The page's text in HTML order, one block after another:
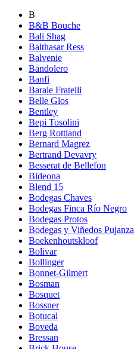
B
B&B Bouche
Bali Shag
Balthasar Ress
Balvenie
Bandolero
Banfi
Barale Fratelli
Belle Glos
Bentley
Bepi Tosolini
Berg Rottland
Bernard Magrez
Bertrand Devavry
Besserat de Bellefon
Bideona
Blend 15
Bodegas Chaves
Bodegas Finca Río Negro
Bodegas Protos
Bodegas y Viñedos Pujanza
Boekenhoutskloof
Bolivar
Bollinger
Bonnet-Gilmert
Bosman
Bosquet
Bossner
Botucal
Boveda
Bressan